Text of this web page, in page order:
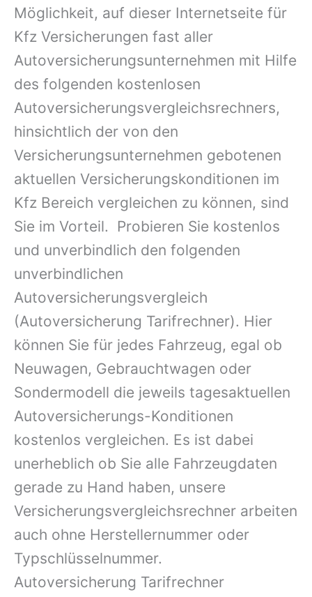
Möglichkeit, auf dieser Internetseite für
Kfz Versicherungen fast aller
Autoversicherungsunternehmen mit Hilfe
des folgenden kostenlosen
Autoversicherungsvergleichsrechners,
hinsichtlich der von den
Versicherungsunternehmen gebotenen
aktuellen Versicherungskonditionen im
Kfz Bereich vergleichen zu können, sind
Sie im Vorteil. Probieren Sie kostenlos
und unverbindlich den folgenden
unverbindlichen
Autoversicherungsvergleich
(Autoversicherung Tarifrechner). Hier
können Sie für jedes Fahrzeug, egal ob
Neuwagen, Gebrauchtwagen oder
Sondermodell die jeweils tagesaktuellen
Autoversicherungs-Konditionen
kostenlos vergleichen. Es ist dabei
unerheblich ob Sie alle Fahrzeugdaten
gerade zu Hand haben, unsere
Versicherungsvergleichsrechner arbeiten
auch ohne Herstellernummer oder
Typschlüsselnummer.
Autoversicherung Tarifrechner